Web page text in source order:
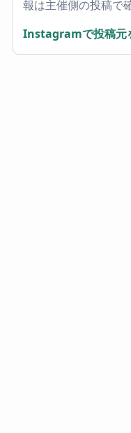
報は主催側の投稿で
Instagramで投稿元